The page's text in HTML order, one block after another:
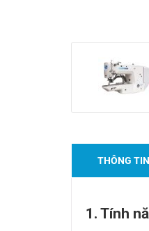
THÔNG
1. Tính